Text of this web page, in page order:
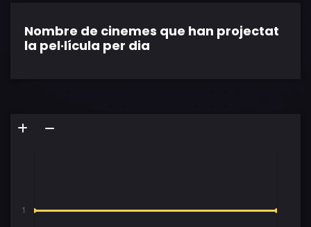
Nombre de cinemes que han projectat
la pel·lícula per dia